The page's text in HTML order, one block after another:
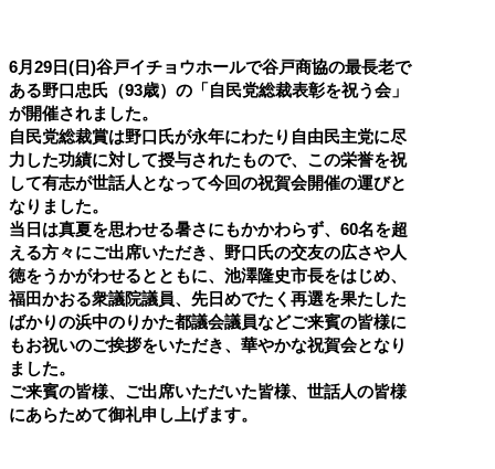
6月29日(日)谷戸イチョウホールで谷戸商協の最長老で
ある野口忠氏（93歳）の「自民党総裁表彰を祝う会」
が開催されました。
自民党総裁賞は野口氏が永年にわたり自由民主党に尽
力した功績に対して授与されたもので、この栄誉を祝
して有志が世話人となって今回の祝賀会開催の運びと
なりました。
当日は真夏を思わせる暑さにもかかわらず、60名を超
える方々にご出席いただき、野口氏の交友の広さや人
徳をうかがわせるとともに、池澤隆史市長をはじめ、
福田かおる衆議院議員、先日めでたく再選を果たした
ばかりの浜中のりかた都議会議員などご来賓の皆様に
もお祝いのご挨拶をいただき、華やかな祝賀会となり
ました。
ご来賓の皆様、ご出席いただいた皆様、世話人の皆様
にあらためて御礼申し上げます。